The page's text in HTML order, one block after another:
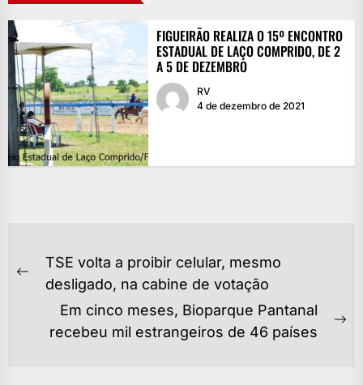
FIGUEIRÃO REALIZA O 15º ENCONTRO
ESTADUAL DE LAÇO COMPRIDO, DE 2
A 5 DE DEZEMBRO
RV
4 de dezembro de 2021
NAVEGAÇÃO
DEPrevious
TSE volta a proibir celular, mesmo
desligado, na cabine de votação
Em cinco meses, Bioparque Pantanal
recebeu mil estrangeiros de 46 países